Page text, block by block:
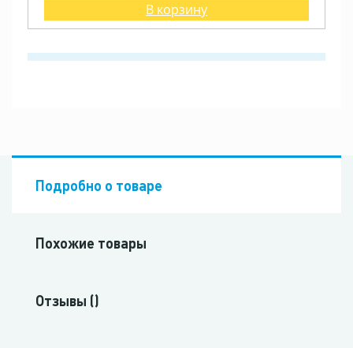
В корзину
Подробно о товаре
Похожие товары
Отзывы ()